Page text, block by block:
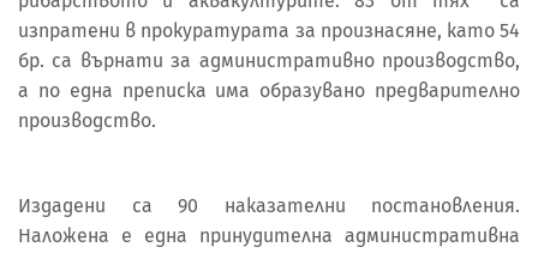
изпратени в прокуратурата за произнасяне, като 54
бр. са върнати за административно производство,
а по една преписка има образувано предварително
производство.
Издадени са 90 наказателни постановления.
Наложена е една принудителна административна